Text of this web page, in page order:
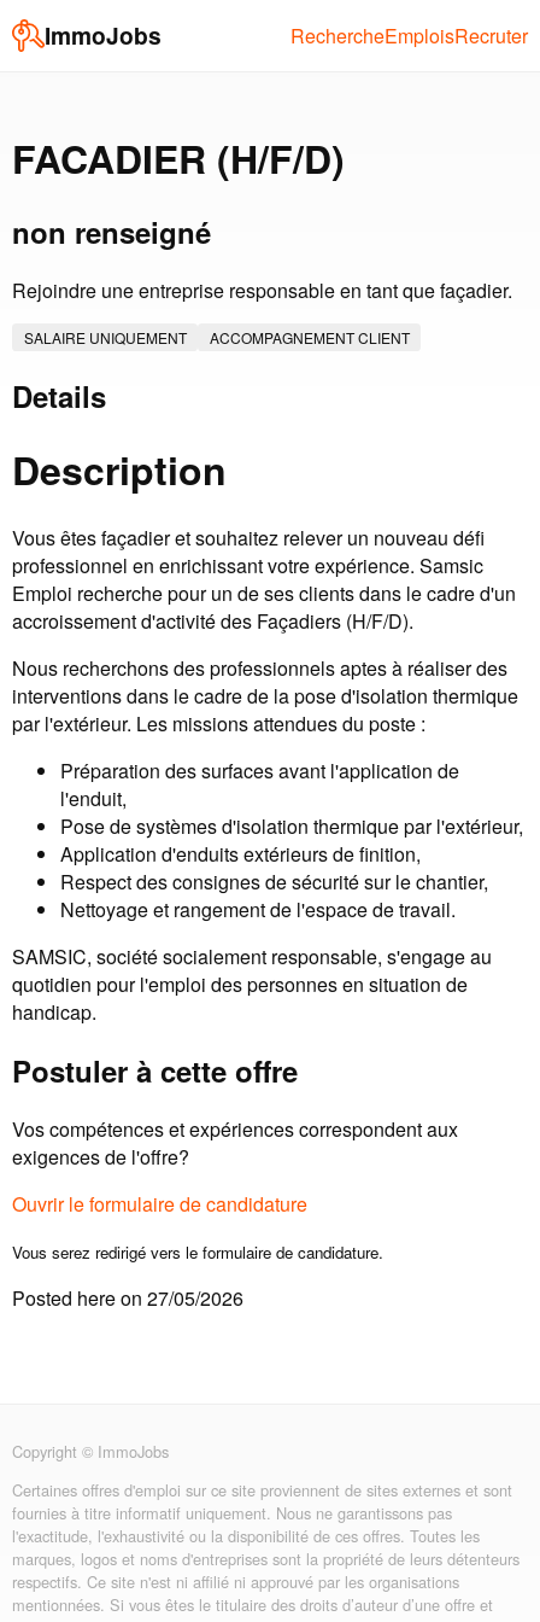
ImmoJobs RechercheEmploisRecruter
FACADIER (H/F/D)
non renseigné
Rejoindre une entreprise responsable en tant que façadier.
SALAIRE UNIQUEMENT ACCOMPAGNEMENT CLIENT
Details
Description
Vous êtes façadier et souhaitez relever un nouveau défi
professionnel en enrichissant votre expérience. Samsic
Emploi recherche pour un de ses clients dans le cadre d'un
accroissement d'activité des Façadiers (H/F/D).
Nous recherchons des professionnels aptes à réaliser des
interventions dans le cadre de la pose d'isolation thermique
par l'extérieur. Les missions attendues du poste :
Préparation des surfaces avant l'application de
l'enduit,
Pose de systèmes d'isolation thermique par l'extérieur,
Application d'enduits extérieurs de finition,
Respect des consignes de sécurité sur le chantier,
Nettoyage et rangement de l'espace de travail.
SAMSIC, société socialement responsable, s'engage au
quotidien pour l'emploi des personnes en situation de
handicap.
Postuler à cette offre
Vos compétences et expériences correspondent aux
exigences de l'offre?
Ouvrir le formulaire de candidature
Vous serez redirigé vers le formulaire de candidature.
Posted here on 27/05/2026
Copyright © ImmoJobs
Certaines offres d'emploi sur ce site proviennent de sites externes et sont
fournies à titre informatif uniquement. Nous ne garantissons pas
l'exactitude, l'exhaustivité ou la disponibilité de ces offres. Toutes les
marques, logos et noms d'entreprises sont la propriété de leurs détenteurs
respectifs. Ce site n'est ni affilié ni approuvé par les organisations
mentionnées. Si vous êtes le titulaire des droits d’auteur d’une offre et